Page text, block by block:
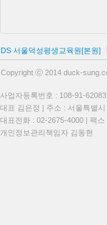
DS 서울덕성평생교육원[본원]
Copyright ⓒ 2014 duck-
사업자등록번호 : 108-91-
대표 김은정 | 주소 : 서울특별
대표전화 : 02-2675-4000 | 팩
개인정보관리책임자 김동현